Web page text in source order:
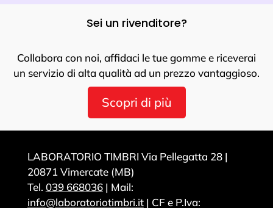
Sei un rivenditore?
Collabora con noi, affidaci le tue gomme e riceverai
un servizio di alta qualità ad un prezzo vantaggioso.
Scopri di più
LABORATORIO TIMBRI Via Pellegatta 28 |
20871 Vimercate (MB)
Tel. 039 668036| Mail:
info@laboratoriotimbri.it| CF e P.Iva: